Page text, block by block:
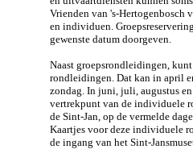
Vrienden van 's-Hertogenbosch
en individuen.
gewenste datum doorgeven.
Naast groepsrondleidingen,
rondleidingen. Dat kan in april
zondag. In juni, juli, augustus
vertrekpunt van de individuele
de Sint-Jan, op de vermelde
Kaartjes voor deze individuele
de ingang van het Sint-